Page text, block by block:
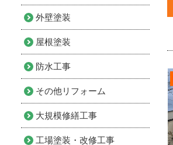
外壁塗装
屋根塗装
防水工事
その他リフォーム
大規模修繕工事
工場塗装・改修工事